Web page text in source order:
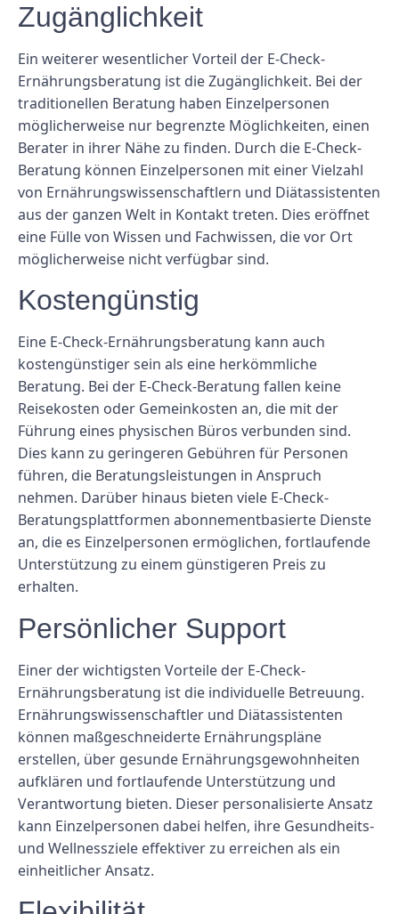
Zugänglichkeit
Ein weiterer wesentlicher Vorteil der E-Check-
Ernährungsberatung ist die Zugänglichkeit. Bei der
traditionellen Beratung haben Einzelpersonen
möglicherweise nur begrenzte Möglichkeiten, einen
Berater in ihrer Nähe zu finden. Durch die E-Check-
Beratung können Einzelpersonen mit einer Vielzahl
von Ernährungswissenschaftlern und Diätassistenten
aus der ganzen Welt in Kontakt treten. Dies eröffnet
eine Fülle von Wissen und Fachwissen, die vor Ort
möglicherweise nicht verfügbar sind.
Kostengünstig
Eine E-Check-Ernährungsberatung kann auch
kostengünstiger sein als eine herkömmliche
Beratung. Bei der E-Check-Beratung fallen keine
Reisekosten oder Gemeinkosten an, die mit der
Führung eines physischen Büros verbunden sind.
Dies kann zu geringeren Gebühren für Personen
führen, die Beratungsleistungen in Anspruch
nehmen. Darüber hinaus bieten viele E-Check-
Beratungsplattformen abonnementbasierte Dienste
an, die es Einzelpersonen ermöglichen, fortlaufende
Unterstützung zu einem günstigeren Preis zu
erhalten.
Persönlicher Support
Einer der wichtigsten Vorteile der E-Check-
Ernährungsberatung ist die individuelle Betreuung.
Ernährungswissenschaftler und Diätassistenten
können maßgeschneiderte Ernährungspläne
erstellen, über gesunde Ernährungsgewohnheiten
aufklären und fortlaufende Unterstützung und
Verantwortung bieten. Dieser personalisierte Ansatz
kann Einzelpersonen dabei helfen, ihre Gesundheits-
und Wellnessziele effektiver zu erreichen als ein
einheitlicher Ansatz.